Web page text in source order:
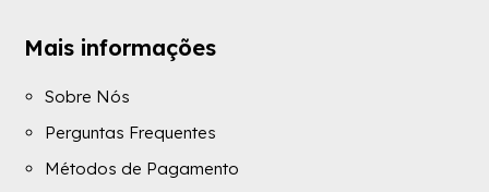
Mais informações
Sobre Nós
Perguntas Frequentes
Métodos de Pagamento